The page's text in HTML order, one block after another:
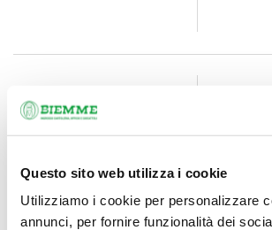
Questo sito web utilizza i cookie
Utilizziamo i cookie per personalizzare
annunci, per fornire funzionalità dei